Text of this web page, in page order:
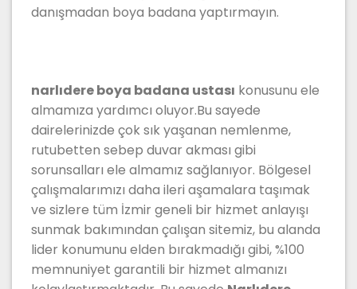
danışmadan boya badana yaptırmayın.
narlıdere boya badana ustası konusunu ele
almamıza yardımcı oluyor.Bu sayede
dairelerinizde çok sık yaşanan nemlenme,
rutubetten sebep duvar akması gibi
sorunsalları ele almamız sağlanıyor. Bölgesel
çalışmalarımızı daha ileri aşamalara taşımak
ve sizlere tüm İzmir geneli bir hizmet anlayışı
sunmak bakımından çalışan sitemiz, bu alanda
lider konumunu elden bırakmadığı gibi, %100
memnuniyet garantili bir hizmet almanızı